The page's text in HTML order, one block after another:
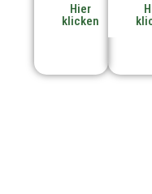
Hier
klicken